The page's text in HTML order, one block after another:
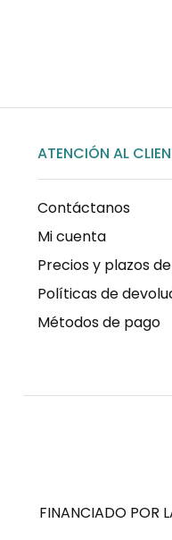
ATENCIÓN AL
Contáctanos
Mi cuenta
Precios y plazos
Políticas de
Métodos de pago
FINANCIADO POR